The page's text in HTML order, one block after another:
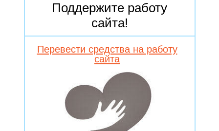
Поддержите работу
сайта!
Перевести средства на работу
сайта